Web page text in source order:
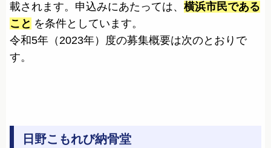
載されます。申込みにあたっては、 横浜市民である
こと を条件としています。
令和5年（2023年）度の募集概要は次のとおりで
す。
日野こもれび納骨堂